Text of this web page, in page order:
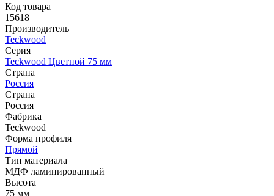
Код товара
15618
Производитель
Teckwood
Серия
Teckwood Цветной 75 мм
Страна
Россия
Страна
Россия
Фабрика
Teckwood
Форма профиля
Прямой
Тип материала
МДФ ламинированный
Высота
75 мм